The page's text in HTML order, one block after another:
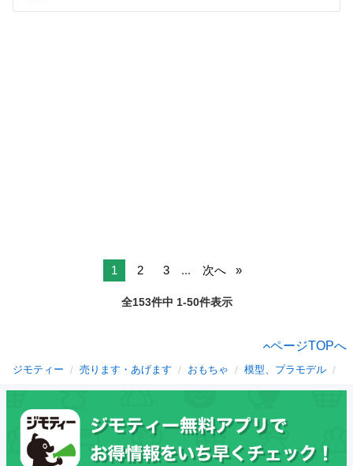
1 2 3 ... 次へ
全153件中 1-50件表示
ページTOPへ
ジモティー 売ります・あげます おもちゃ 模型、プラモデル